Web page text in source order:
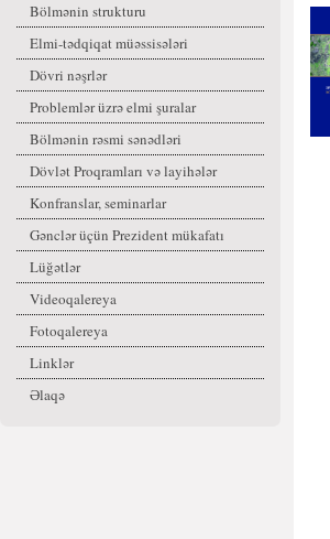
Bölmənin strukturu
Elmi-tədqiqat müəssisələri
Dövri nəşrlər
Problemlər üzrə elmi şuralar
Bölmənin rəsmi sənədləri
Dövlət Proqramları və layihələr
Konfranslar, seminarlar
Gənclər üçün Prezident mükafatı
Lüğətlər
Videoqalereya
Fotoqalereya
Linklər
Əlaqə